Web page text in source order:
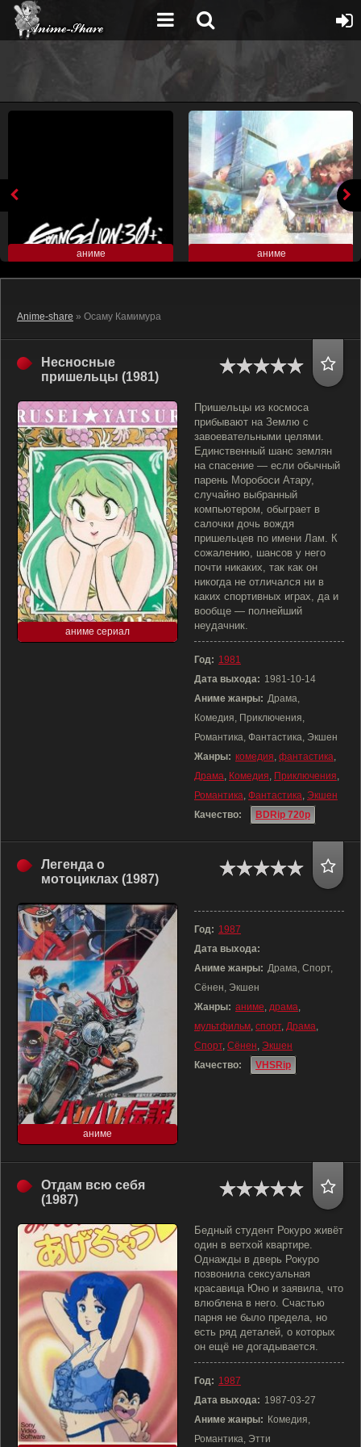
аниме аниме
Anime-share » Осаму Камимура
Несносные
пришельцы (1981)
аниме сериал
Пришельцы из космоса
прибывают на Землю с
завоевательными целями.
Единственный шанс землян
на спасение — если обычный
парень Моробоси Атару,
случайно выбранный
компьютером, обыграет в
салочки дочь вождя
пришельцев по имени Лам. К
сожалению, шансов у него
почти никаких, так как он
никогда не отличался ни в
каких спортивных играх, да и
вообще — полнейший
неудачник.
Год: 1981
Дата выхода: 1981-10-14
Аниме жанры: Драма,
Комедия, Приключения,
Романтика, Фантастика, Экшен
Жанры: комедия, фантастика,
Драма, Комедия, Приключения,
Романтика, Фантастика, Экшен
Качество:
BDRip 720p
Легенда о
мотоциклах (1987)
аниме
Год: 1987
Дата выхода:
Аниме жанры: Драма, Спорт,
Сёнен, Экшен
Жанры: аниме, драма,
мультфильм, спорт, Драма,
Спорт, Сёнен, Экшен
Качество:
VHSRip
Отдам всю себя
(1987)
Бедный студент Рокуро живёт
один в ветхой квартире.
Однажды в дверь Рокуро
позвонила сексуальная
красавица Юно и заявила, что
влюблена в него. Счастью
парня не было предела, но
есть ряд деталей, о которых
он ещё не догадывается.
Год: 1987
Дата выхода: 1987-03-27
Аниме жанры: Комедия,
Романтика, Этти